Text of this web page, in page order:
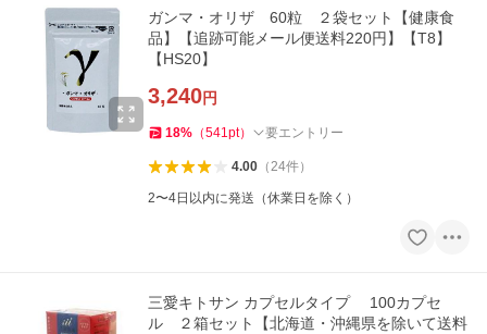
ガンマ・オリザ 60粒 ２袋セット【健康食
品】【追跡可能メール便送料220円】【T8】
【HS20】
3,240円
18% （541pt） 要エントリー
4.00（24件）
2〜4日以内に発送（休業日を除く）
三愛キトサン カプセルタイプ 100カプセ
ル ２箱セット【北海道・沖縄県を除いて送料